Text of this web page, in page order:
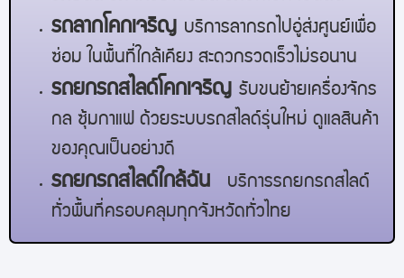
รถลาก โคกเจริญ
บริการลากรถไปอู่ส่งศูนย์เพื่อ
ซ่อม ในพื้นที่ใกล้เคียง สะดวกรวดเร็วไม่รอนาน
รถยกรถสไลด์ โคกเจริญ
รับขนย้ายเครื่องจักร
กล ซุ้มกาแฟ ด้วยระบบรถสไลด์รุ่นใหม่ ดูแลสินค้า
ของคุณเป็นอย่างดี
รถยกรถสไลด์ใกล้ฉัน
บริการรถยกรถสไลด์
ทั่วพื้นที่ครอบคลุมทุกจังหวัดทั่วไทย